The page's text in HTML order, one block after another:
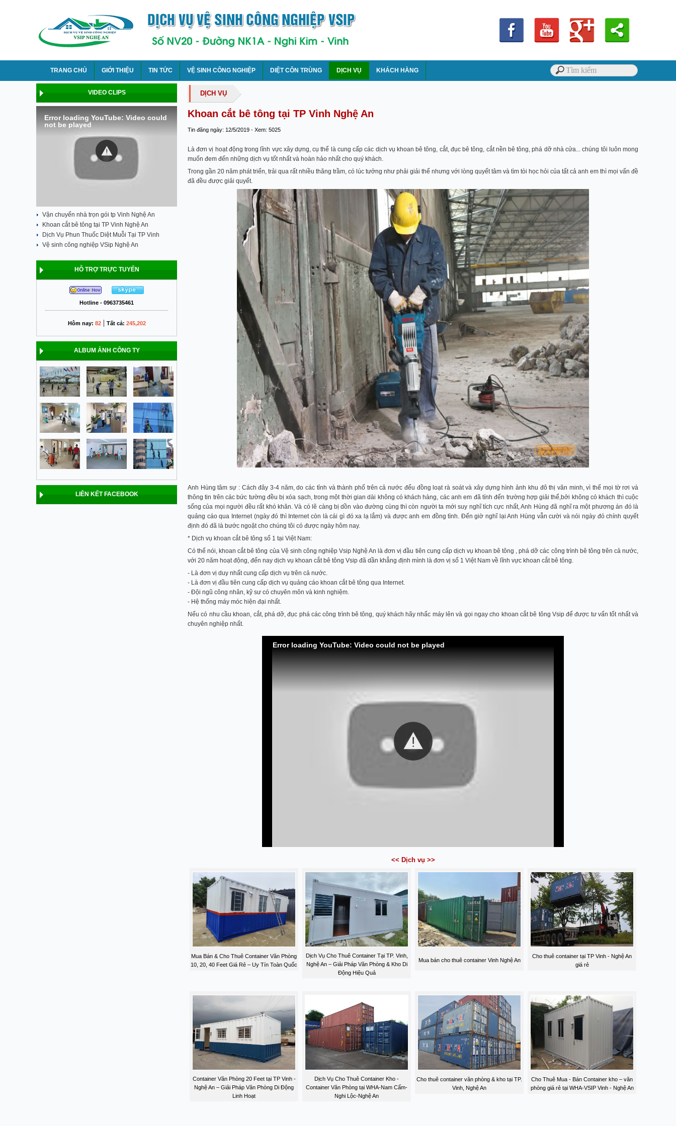
TRANG CHỦ GIỚI THIỆU TIN TỨC VỆ SINH CÔNG NGHIỆP DIỆT CÔN TRÙNG DỊCH VỤ KHÁCH HÀNG
VIDEO CLIPS
Error loading YouTube: Video could
not be played
Vận chuyển nhà trọn gói tp Vinh Nghệ An
Khoan cắt bê tông tại TP Vinh Nghệ An
Dịch Vụ Phun Thuốc Diệt Muỗi Tại TP Vinh
Vệ sinh công nghiệp VSip Nghệ An
HỖ TRỢ TRỰC TUYẾN
Hotline - 0963735461
Hôm nay: 82| Tất cả: 245,202
ALBUM ẢNH CÔNG TY
LIÊN KẾT FACEBOOK
DỊCH VỤ
Khoan cắt bê tông tại TP Vinh Nghệ An
Tin đăng ngày: 12/5/2019 - Xem: 5025
Là đơn vị hoạt động trong lĩnh vực xây dựng, cụ thể là cung cấp các dịch vụ khoan bê tông, cắt, đục bê tông, cắt nền bê tông, phá dỡ nhà cửa... chúng tôi luôn mong
muốn đem đến những dịch vụ tốt nhất và hoàn hảo nhất cho quý khách.
Trong gần 20 năm phát triển, trải qua rất nhiều thăng trầm, có lúc tưởng như phải giải thể nhưng với lòng quyết tâm và tìm tòi học hỏi của tất cả anh em thì mọi vấn đề
đã đều được giải quyết.
Anh Hùng tâm sự : Cách đây 3-4 năm, do các tỉnh và thành phố trên cả nước đểu đồng loạt rà soát và xây dựng hình ảnh khu đô thị văn minh, vì thế mọi tờ rơi và
thông tin trên các bức tường đều bị xóa sạch, trong một thời gian dài không có khách hàng, các anh em đã tính đến trường hợp giải thể,bởi không có khách thì cuộc
sống của mọi người đều rất khó khăn. Và có lẽ càng bị dồn vào đường cùng thì còn người ta mới suy nghĩ tích cực nhất, Anh Hùng đã nghĩ ra một phương án đó là
quảng cáo qua Internet (ngày đó thì Internet còn là cái gì đó xa lạ lắm) và được anh em đồng tình. Đến giờ nghĩ lại Anh Hùng vẫn cười và nói ngày đó chính quyết
định đó đã là bước ngoặt cho chúng tôi có được ngày hôm nay.
* Dịch vụ khoan cắt bê tông số 1 tại Việt Nam:
Có thể nói, khoan cắt bê tông của Vệ sinh công nghiệp Vsip Nghệ An là đơn vị đầu tiên cung cấp dịch vụ khoan bê tông , phá dỡ các công trình bê tông trên cả nước,
với 20 năm hoạt động, đến nay dịch vụ khoan cắt bê tông Vsip đã dần khẳng định mình là đơn vị số 1 Việt Nam về lĩnh vực khoan cắt bê tông.
- Là đơn vị duy nhất cung cấp dịch vụ trên cả nước.
- Là đơn vị đầu tiên cung cấp dịch vụ quảng cáo khoan cắt bê tông qua Internet.
- Đội ngũ công nhân, kỹ sư có chuyên môn và kinh nghiệm.
- Hệ thống máy móc hiện đại nhất.
Nếu có nhu cầu khoan, cắt, phá dỡ, đục phá các công trình bê tông, quý khách hãy nhấc máy lên và gọi ngay cho khoan cắt bê tông Vsip để được tư vấn tốt nhất và
chuyên nghiệp nhất.
Error loading YouTube: Video could not be played
<< Dịch vụ >>
Mua Bán & Cho Thuê Container Văn Phòng
10, 20, 40 Feet Giá Rẻ – Uy Tín Toàn Quốc
Dịch Vụ Cho Thuê Container Tại TP. Vinh,
Nghệ An – Giải Pháp Văn Phòng & Kho Di
Động Hiệu Quả
Mua bán cho thuê container Vinh Nghệ An
Cho thuê container tại TP Vinh - Nghệ An
giá rẻ
Container Văn Phòng 20 Feet tại TP Vinh -
Nghệ An – Giải Pháp Văn Phòng Di Động
Linh Hoạt
Dịch Vụ Cho Thuê Container Kho -
Container Văn Phòng tại WHA-Nam Cấm-
Nghi Lộc-Nghệ An
Cho thuê container văn phòng & kho tại TP.
Vinh, Nghệ An
Cho Thuê Mua - Bán Container kho – văn
phòng giá rẻ tại WHA-VSIP Vinh - Nghệ An